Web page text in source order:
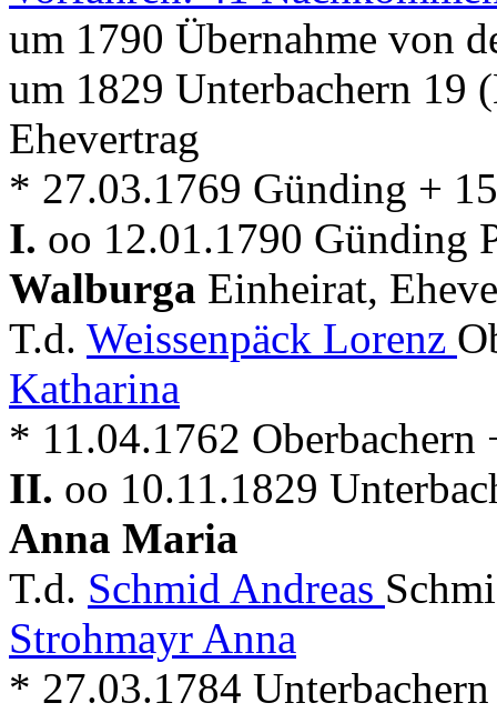
um 1790 Übernahme von
um 1829 Unterbachern 19
Ehevertrag
* 27.03.1769 Günding +
I. oo 12.01.1790 Günding
Walburga Einheirat,
T.d. Weissenpäck Lorenz
Katharina
* 11.04.1762
II. oo 10.11.1829
Anna Maria
T.d. Schmid Andreas
Strohmayr Anna
* 27.03.1784 Unterbachern